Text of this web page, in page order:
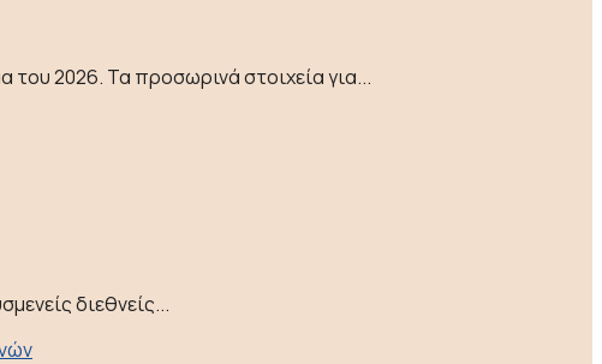
του 2026. Τα προσωρινά στοιχεία για...
διεθνείς...